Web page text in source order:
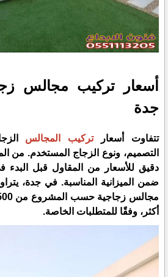
أسعار تركيب مجالس
جدة
تتفاوت أسعار تركيب المجالس
التصميم، ونوع الزجاج المستخدم. من
دقيق للأسعار من المقاول قبل
ضمن الميزانية المناسبة. في جدة،
أكثر، وفقًا للمتطلبات الخاصة.